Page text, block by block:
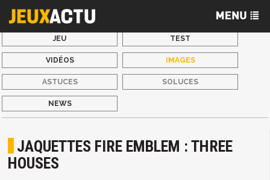
JEU TEST
VIDÉOS IMAGES
ASTUCES SOLUCES
NEWS
JAQUETTES FIRE EMBLEM : THREE
HOUSES